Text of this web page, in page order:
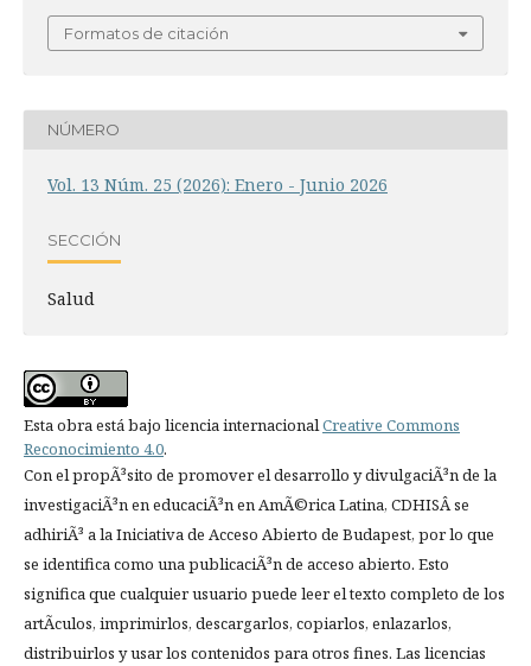
Formatos de citación
NÚMERO
Vol. 13 Núm. 25 (2026): Enero - Junio 2026
SECCIÓN
Salud
Esta obra está bajo licencia internacionalCreative Commons
Reconocimiento 4.0.
Con el propÃ³sito de promover el desarrollo y divulgaciÃ³n de la
investigaciÃ³n en educaciÃ³n en AmÃ©rica Latina, CDHISÂ se
adhiriÃ³ a la Iniciativa de Acceso Abierto de Budapest, por lo que
se identifica como una publicaciÃ³n de acceso abierto. Esto
significa que cualquier usuario puede leer el texto completo de los
artÃ­culos, imprimirlos, descargarlos, copiarlos, enlazarlos,
distribuirlos y usar los contenidos para otros fines. Las licencias